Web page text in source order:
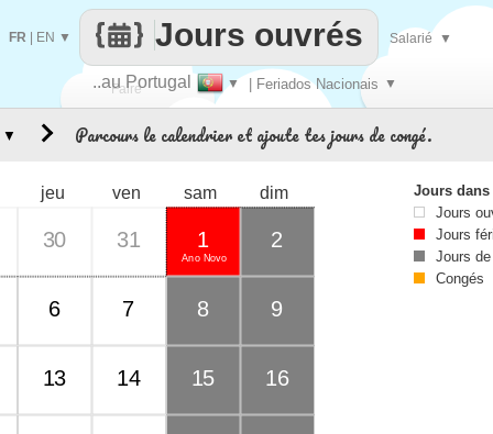
Faire
..au Portugal ▼ | Feriados Nacionais ▼
Jours ouvrés
FR EN ▼ Salarié ▼
Parcours le calendrier et ajoute tes jours de congé.
jeu ven sam dim
30 31
Ano Novo
1 2
6 7 8 9
13 14 15 16
▼
Jours
Jours
Jours
Jours
Congés